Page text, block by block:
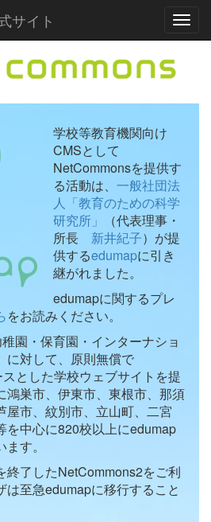
サイト
学校等教育機関向け
CMSとして
NetCommonsを提供す
る活動は、 一般社団法
人「教育のための科学
研究所」
（代表理事・
所長 新井紀子）が提
供するedumapに引き
継がれました。
edumapに関するプレ
をお読みください。
園・保育園・インターナショ
に対して、原則無償で
とした学校ウェブサイトを提
鴻巣市、伊東市、東根市、那須
屋市、紋別市、立山町、二宮
を中心に820校以上にedumap
す。
終了したNetCommons2をご利
は至急edumapに移行すること